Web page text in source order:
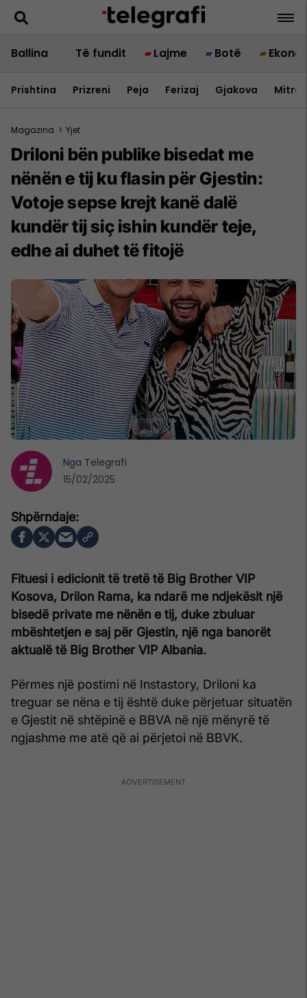
Ballina Të fundit Lajme Botë
Prishtina Prizreni Peja Ferizaj Gjakova
Magazina > Yjet
Driloni bën publike bisedat me
nënën e tij ku flasin për Gjestin:
Votoje sepse krejt kanë dalë
kundër tij siç ishin kundër teje,
edhe ai duhet të fitojë
Fituesi i edicionit të tretë të Big Brother VIP
Kosova, Drilon Rama, ka ndarë me ndjekësit një
bisedë private me nënën e tij, duke zbuluar
mbështetjen e saj për Gjestin, një nga banorët
aktualë të Big Brother VIP Albania.
Përmes një postimi në Instastory, Driloni ka
treguar se nëna e tij është duke përjetuar situatën
e Gjestit në shtëpinë e BBVA në një mënyrë të
ngjashme me atë që ai përjetoi në BBVK.
Nga Telegrafi
15/02/2025